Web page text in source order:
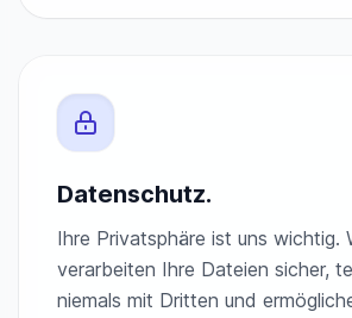
Datenschutz.
Ihre Privatsphäre ist uns wichtig.
verarbeiten Ihre Dateien sicher,
niemals mit Dritten und